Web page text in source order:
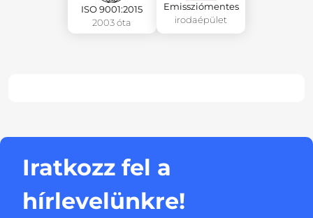
ISO 9001:2015
2003 óta
Emissziómentes
irodaépület
Iratkozz fel a
hírlevelünkre!